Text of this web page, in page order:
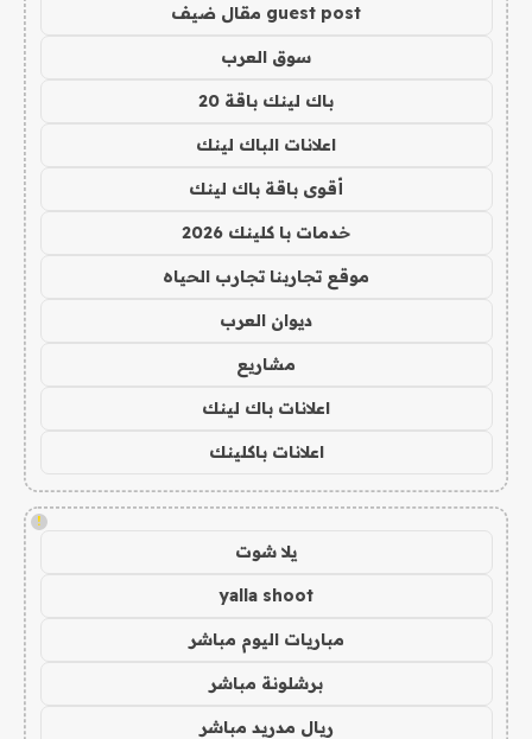
guest post مقال ضيف
سوق العرب
باك لينك باقة 20
اعلانات الباك لينك
أقوى باقة باك لينك
خدمات با كلينك 2026
موقع تجاربنا تجارب الحياه
ديوان العرب
مشاريع
اعلانات باك لينك
اعلانات باكلينك
!
يلا شوت
yalla shoot
مباريات اليوم مباشر
برشلونة مباشر
ريال مدريد مباشر